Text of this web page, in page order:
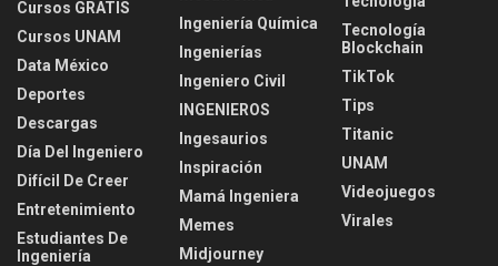
Cursos GRATIS
Cursos UNAM
Data México
Deportes
Descargas
Día Del Ingeniero
Difícil De Creer
Entretenimiento
Estudiantes De
Ingeniería
Ingeniería Química
Ingenierías
Ingeniero Civil
INGENIEROS
Ingesaurios
Inspiración
Mamá Ingeniera
Memes
Midjourney
Tecnología
Blockchain
TikTok
Tips
Titanic
UNAM
Videojuegos
Virales